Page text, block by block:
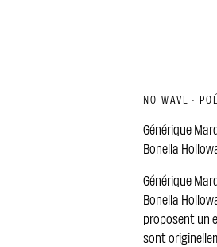
NO WAVE ·
Générique
Bonella
Générique
Bonella
proposent un
sont